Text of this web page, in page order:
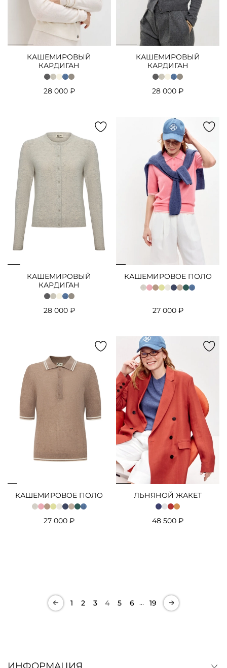
КАШЕМИРОВЫЙ
КАРДИГАН
28 000 ₽
КАШЕМИРОВЫЙ
КАРДИГАН
28 000 ₽
КАШЕМИРОВЫЙ
КАРДИГАН
28 000 ₽
КАШЕМИРОВОЕ ПОЛО
27 000 ₽
КАШЕМИРОВОЕ ПОЛО
27 000 ₽
ЛЬНЯНОЙ ЖАКЕТ
48 500 ₽
1 2 3 4 5 6 … 19